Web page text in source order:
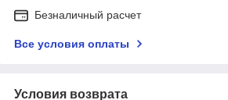
Безналичный расчет
Все условия оплаты
Условия возврата